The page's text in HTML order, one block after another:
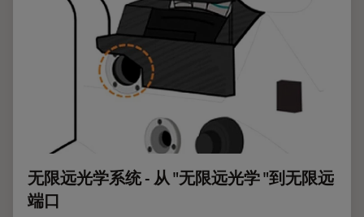
无限远光学系统 - 从 "无限远光学 "到无限远
端口